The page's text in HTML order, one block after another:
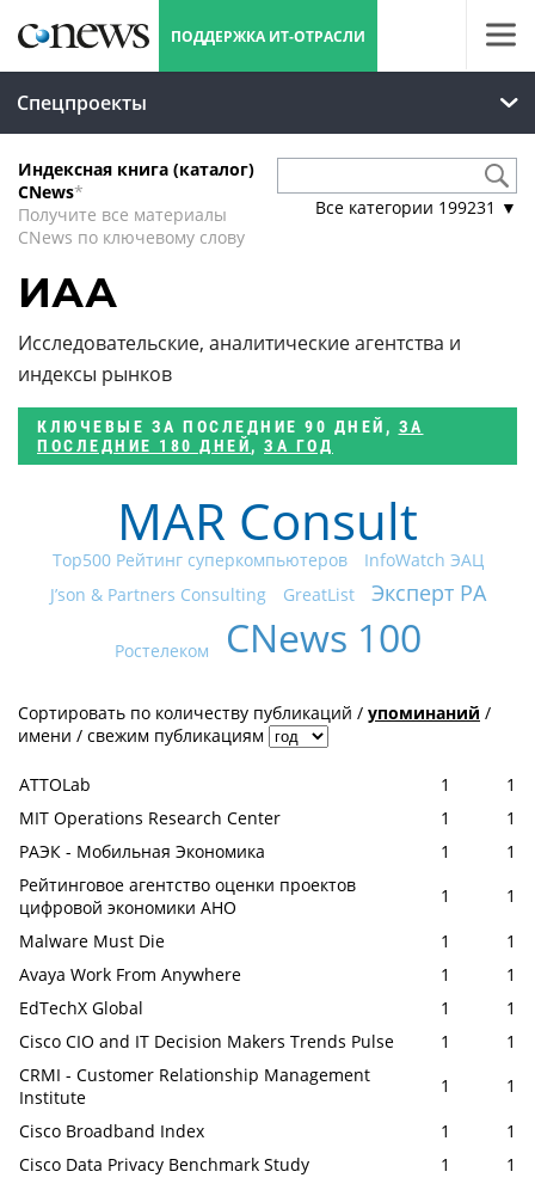
ПОДДЕРЖКА ИТ-ОТРАСЛИ
Спецпроекты
Индексная книга (каталог)
CNews*
Получите все материалы
CNews по ключевому слову
Все категории 199231 ▼
ИАА
Исследовательские, аналитические агентства и
индексы рынков
КЛЮЧЕВЫЕ ЗА ПОСЛЕДНИЕ 90 ДНЕЙ , ЗА
ПОСЛЕДНИЕ 180 ДНЕЙ, ЗА ГОД
MAR Consult
Top500 Рейтинг суперкомпьютеров
InfoWatch ЭАЦ
J’son & Partners Consulting
GreatList Эксперт РА
Ростелеком CNews 100
Сортировать по количеству публикаций / упоминаний /
имени / свежим публикациям
ATTOLab 1
1
MIT Operations Research Center
1
1
РАЭК - Мобильная Экономика
1
1
Рейтинговое агентство оценки проектов
цифровой экономики АНО
1
1
Malware Must Die
1
1
Avaya Work From Anywhere
1
1
EdTechX Global
1
1
Cisco CIO and IT Decision Makers Trends Pulse
1
1
CRMI - Customer Relationship Management
Institute
1
1
Cisco Broadband Index
1
1
Cisco Data Privacy Benchmark Study
1
1